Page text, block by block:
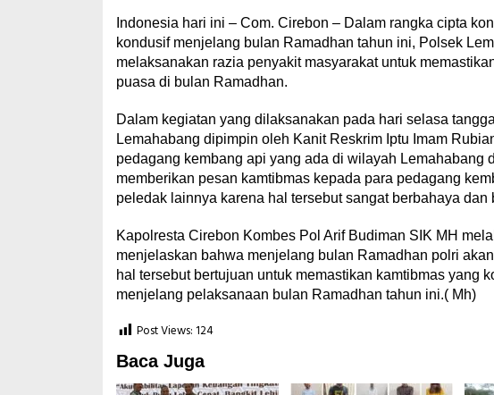
Indonesia hari ini – Com. Cirebon – Dalam rangka cipta
kondusif menjelang bulan Ramadhan tahun ini, Polsek
melaksanakan razia penyakit masyarakat untuk
puasa di bulan Ramadhan.
Dalam kegiatan yang dilaksanakan pada hari selasa
Lemahabang dipimpin oleh Kanit Reskrim Iptu Imam
pedagang kembang api yang ada di wilayah Lemahabang
memberikan pesan kamtibmas kepada para pedagang
peledak lainnya karena hal tersebut sangat berbahaya
Kapolresta Cirebon Kombes Pol Arif Budiman SIK MH
menjelaskan bahwa menjelang bulan Ramadhan polri
hal tersebut bertujuan untuk memastikan kamtibmas yang
menjelang pelaksanaan bulan Ramadhan tahun ini.( Mh)
Post Views: 124
Baca Juga